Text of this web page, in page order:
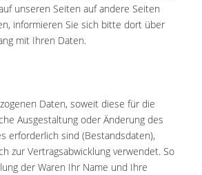
unseren Seiten auf andere Seiten
informieren Sie sich bitte dort über
mit Ihren Daten.
Daten, soweit diese für die
Ausgestaltung oder Änderung des
erforderlich sind (Bestandsdaten),
zur Vertragsabwicklung verwendet. So
der Waren Ihr Name und Ihre